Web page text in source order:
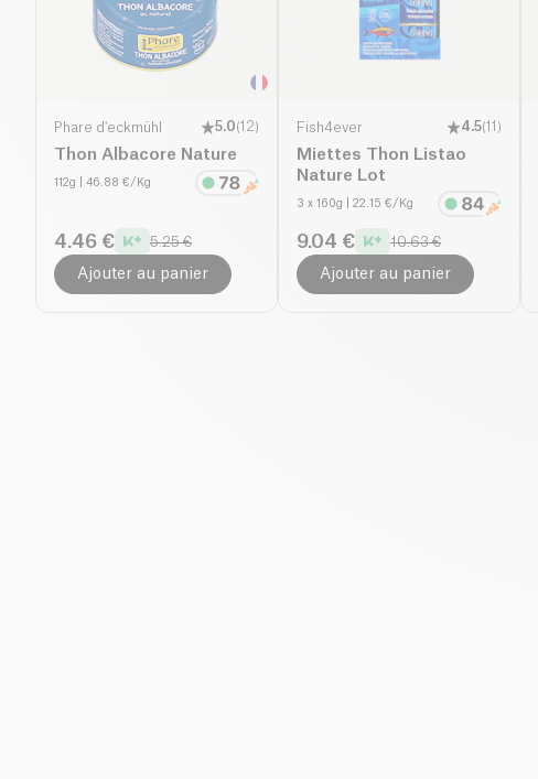
Phare d'eckmühl 5.0(12)
Thon Albacore Nature
112g | 46.88 €/Kg
4.46 € 5.25 €
Ajouter au panier
Fish4ever 4.5(11 )
Miettes Thon Listao
Nature Lot
3 x 160g | 22.15 €/Kg
9.04 € 10.63 €
Ajouter au panier